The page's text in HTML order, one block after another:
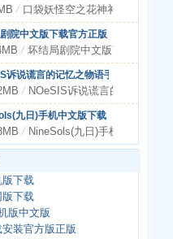
/ 口袋妖怪空之花神补完版手机汉
院中文版下载官方正版
/ 坏结局剧院中文版下载官方正版
诉说谎言的记忆之物语手机中文版
/ NOeSIS诉说谎言的记忆之物语
九日)手机中文版下载
/ NineSols(九日)手机中文版下载
版下载
版下载
版中文版
装官方版正版